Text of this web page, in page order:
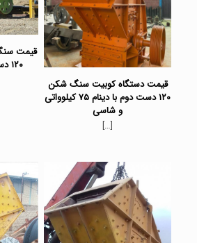
قیمت دستگاه کوبیت سنگ شکن
۱۲۰ دست دوم با دینام ۷۵ کیلوواتی
و شاسی
[…]
قیمت
۱۲۰ دست دوم اورهال شده